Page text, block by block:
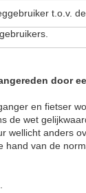
t.o.v.
door
en fietser
de wet
wellicht anders
hand van de